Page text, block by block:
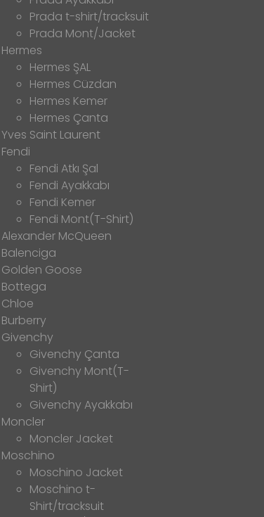
Prada t-shirt/tracksuit
Prada Mont/Jacket
Hermes
Hermes ŞAL
Hermes Cüzdan
Hermes Kemer
Hermes Çanta
Yves Saint Laurent
Fendi
Fendi Atkı Şal
Fendi Ayakkabı
Fendi Kemer
Fendi Mont(T-Shirt)
Alexander McQueen
Balenciga
Golden Goose
Bottega
Chloe
Burberry
Givenchy
Givenchy Çanta
Givenchy Mont(T-
Shirt)
Givenchy Ayakkabı
Moncler
Moncler Jacket
Moschino
Moschino Jacket
Moschino t-
Shirt/tracksuit